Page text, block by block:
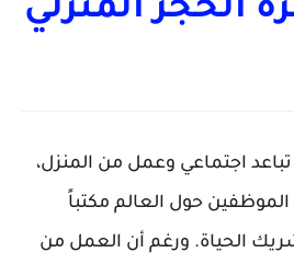
الحجر المنزلي
اجتماعي وعمل من المنزل،
حول العالم مكتباً
الحياة. ورغم أن العمل من